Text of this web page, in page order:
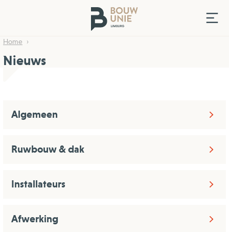
Home
Nieuws
Algemeen
Ruwbouw & dak
Installateurs
Afwerking